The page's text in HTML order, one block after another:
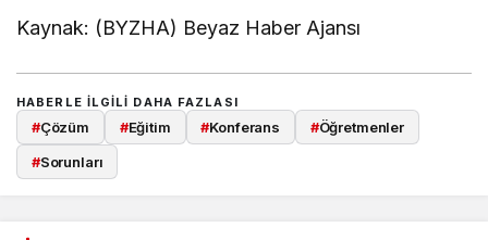
Kaynak: (BYZHA) Beyaz Haber Ajansı
HABERLE ILGILI DAHA FAZLASI
#Çözüm #Eğitim #Konferans #Öğretmenler
#Sorunları